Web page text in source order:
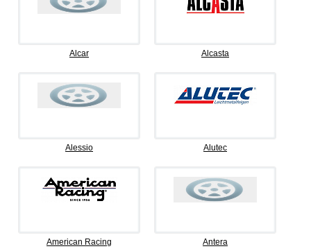
Alcar Alcasta
Alessio Alutec
American Racing Antera